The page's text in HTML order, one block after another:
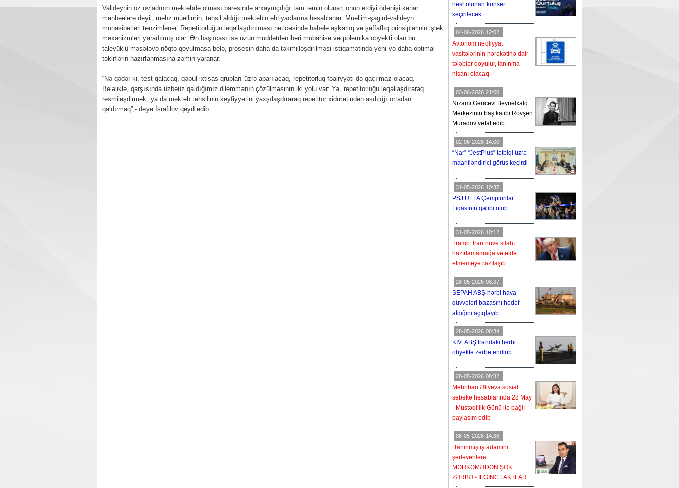
Valideynin öz övladının məktəbdə olması barəsində arxayınçılığı tam təmin olunar, onun etdiyi ödənişi kənar
mənbəələrə deyil, məhz müəllimin, təhsil aldığı məktəbin ehtiyaclarına hesablanar. Müəllim-şagird-valideyn
münasibətləri tənzimlənər. Repetitorluğun leqallaşdırılması nəticəsində habelə aşkarlıq və şəffaflıq prinsiplərinin işlək
mexanizmləri yaradılmış olar. Ən başlıcası isə uzun müddətdən bəri mübahisə və polemika obyekti olan bu
taleyüklü məsələyə nöqtə qoyulmasa belə, prosesin daha da təkmilləşdirilməsi istiqamətində yeni və daha optimal
təkliflərin hazırlanmasına zəmin yaranar.
“Nə qədər ki, test qalacaq, qəbul ixtisas qrupları üzrə aparılacaq, repetitorluq fəaliyyəti də qaçılmaz olacaq.
Beləliklə, qarşısında üzbəüz qaldığımız dilemmanın çözülməsinin iki yolu var: Ya, repetitorluğu leqallaşdıraraq
rəsmiləşdirmək, ya da məktəb təhsilinin keyfiyyətini yaxşılaşdıraraq repetitor xidmətindən asılılığı ortadan
qaldırmaq”,- deyə İsrafilov qeyd edib...
həsr olunan konsert
keçiriləcək
04-06-2026 12:02
Avtonom nəqliyyat
vasitələrinin hərəkətinə dair
tələblər qoyulur, tanınma
nişanı olacaq
03-06-2026 21:00
Nizami Gəncəvi Beynəlxalq
Mərkəzinin baş katibi Rövşən
Muradov vəfat edib
02-06-2026 14:00
“Nar” “JestPlus” tətbiqi üzrə
maarifləndirici görüş keçirdi
31-05-2026 10:37
PSJ UEFA Çempionlar
Liqasının qalibi olub
31-05-2026 10:12
Tramp: İran nüvə silahı
hazırlamamağa və əldə
etməməyə razılaşıb
28-05-2026 08:37
SEPAH ABŞ hərbi hava
qüvvələri bazasını hədəf
aldığını açıqlayıb
28-05-2026 08:34
KİV: ABŞ İrandakı hərbi
obyektə zərbə endirib
28-05-2026 08:32
Mehriban Əliyeva sosial
şəbəkə hesablarında 28 May
- Müstəqillik Günü ilə bağlı
paylaşım edib
08-05-2026 14:36
Tanınmış iş adamını
şərləyənlərə
MƏHKƏMƏDƏN ŞOK
ZƏRBƏ - İLGİNC FAKTLAR...